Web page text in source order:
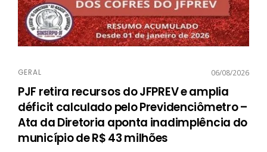
GERAL 06/08/2026
PJF retira recursos do JFPREV e amplia
déficit calculado pelo Previdenciômetro –
Ata da Diretoria aponta inadimplência do
município de R$ 43 milhões